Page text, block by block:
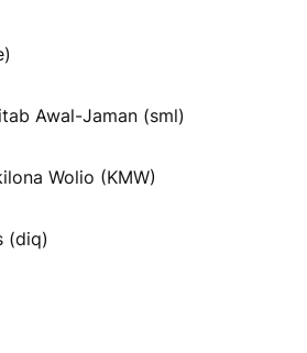
Awal-Jaman (sml)
Wolio (KMW)
(diq)